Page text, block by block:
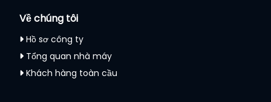
Về chúng tôi
Hồ sơ công ty
Tổng quan nhà máy
Khách hàng toàn cầu